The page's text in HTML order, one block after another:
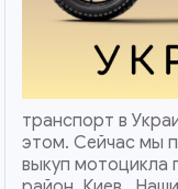
транспорт в
этом. Сейчас мы
выкуп мотоцикла